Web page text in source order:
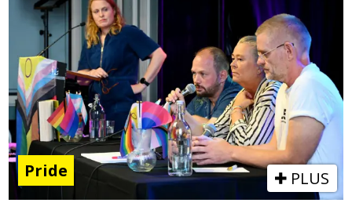
Pride PLUS